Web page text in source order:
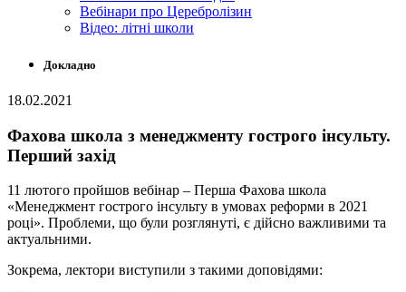
Вебінари про Церебролізин
Відео: літні школи
Докладно
18.02.2021
Фахова школа з менеджменту гострого інсульту.
Перший захід
11 лютого пройшов вебінар – Перша Фахова школа
«Менеджмент гострого інсульту в умовах реформи в 2021
році». Проблеми, що були розглянуті, є дійсно важливими та
актуальними.
Зокрема, лектори виступили з такими доповідями: